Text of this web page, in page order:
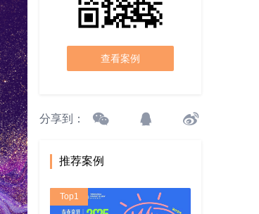
查看案例
分享到：
推荐案例
Top1